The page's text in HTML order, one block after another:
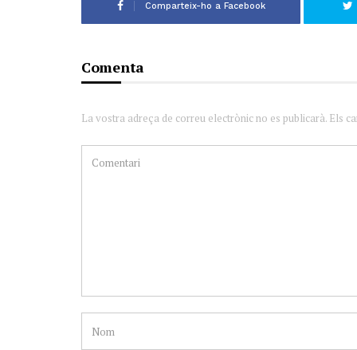
Comparteix-ho a Facebook
Comenta
La vostra adreça de correu electrònic no es publicarà. Els